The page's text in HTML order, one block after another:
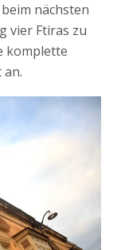
nächsten
vier Ftiras zu
komplette